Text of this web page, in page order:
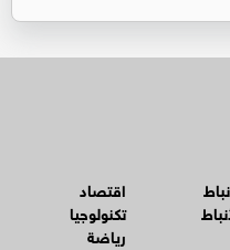
اقتصاد
تكنولوجيا
رياضة